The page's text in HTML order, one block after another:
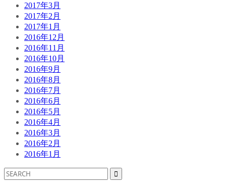
2017年3月
2017年2月
2017年1月
2016年12月
2016年11月
2016年10月
2016年9月
2016年8月
2016年7月
2016年6月
2016年5月
2016年4月
2016年3月
2016年2月
2016年1月